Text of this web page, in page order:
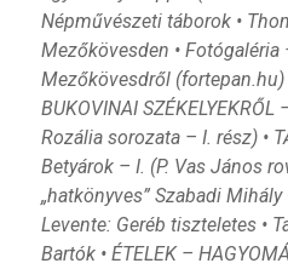
Népművészeti táborok •
Mezőkövesden • Fotógaléria
Mezőkövesdről (fortepan.hu)
BUKOVINAI
Rozália sorozata – I. rész) •
Betyárok – I. (P. Vas János
„hatkönyves” Szabadi Mihály
Levente: Geréb tiszteletes •
Bartók • ÉTELEK –